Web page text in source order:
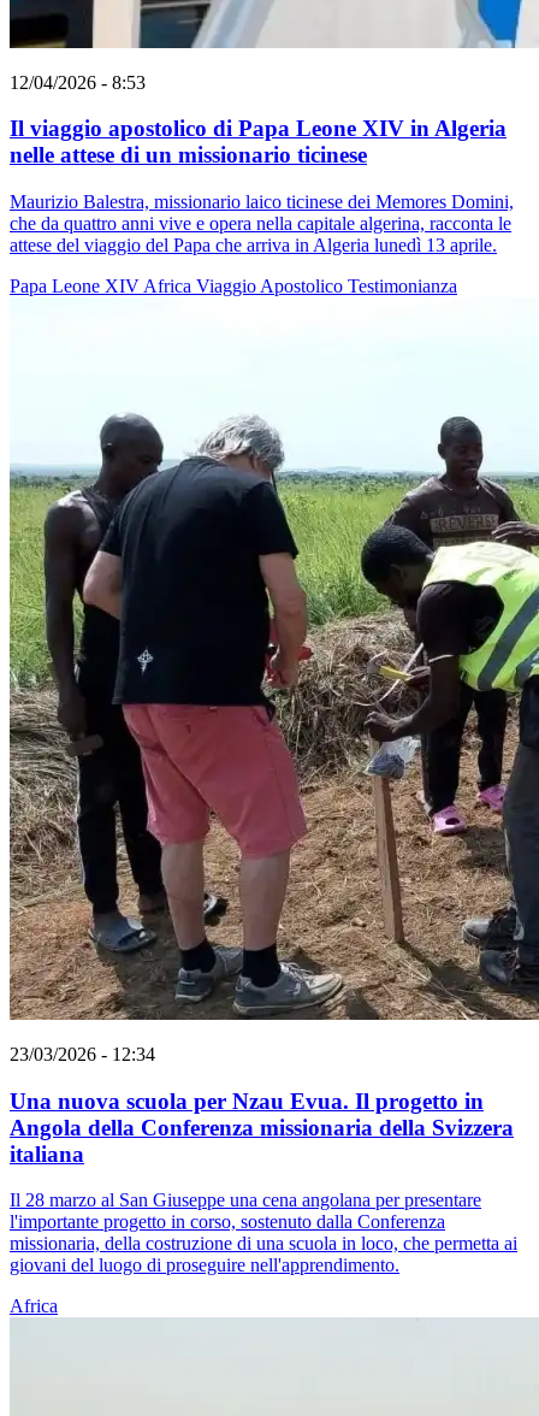
12/04/2026 - 8:53
Il viaggio apostolico di Papa Leone XIV in Algeria
nelle attese di un missionario ticinese
Maurizio Balestra, missionario laico ticinese dei Memores Domini,
che da quattro anni vive e opera nella capitale algerina, racconta le
attese del viaggio del Papa che arriva in Algeria lunedì 13 aprile.
Papa Leone XIV Africa Viaggio Apostolico Testimonianza
23/03/2026 - 12:34
Una nuova scuola per Nzau Evua. Il progetto in
Angola della Conferenza missionaria della Svizzera
italiana
Il 28 marzo al San Giuseppe una cena angolana per presentare
l'importante progetto in corso, sostenuto dalla Conferenza
missionaria, della costruzione di una scuola in loco, che permetta ai
giovani del luogo di proseguire nell'apprendimento.
Africa